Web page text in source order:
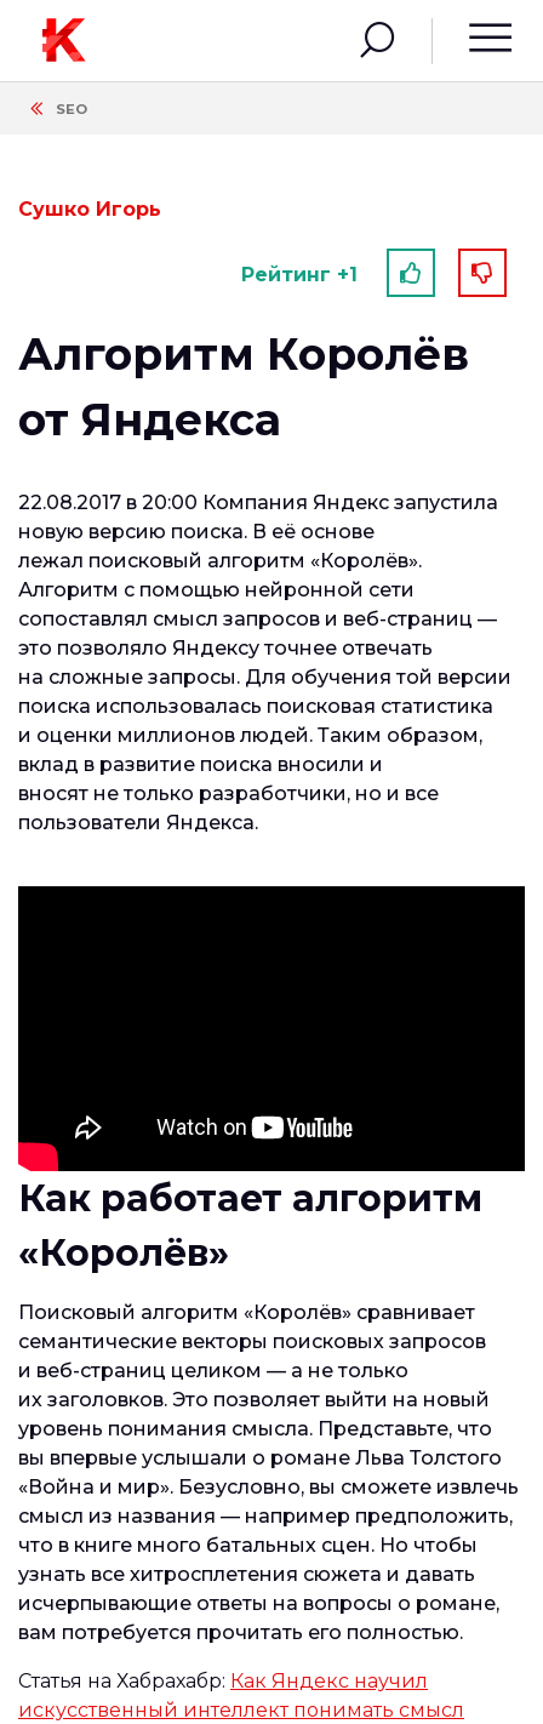
SEO
Сушко Игорь
Рейтинг +1
Алгоритм Королёв
от Яндекса
22.08.2017 в 20:00 Компания Яндекс запустила
новую версию поиска. В её основе
лежал поисковый алгоритм «Королёв».
Алгоритм с помощью нейронной сети
сопоставлял смысл запросов и веб-страниц —
это позволяло Яндексу точнее отвечать
на сложные запросы. Для обучения той версии
поиска использовалась поисковая статистика
и оценки миллионов людей. Таким образом,
вклад в развитие поиска вносили и
вносят не только разработчики, но и все
пользователи Яндекса.
Как работает алгоритм
«Королёв»
Поисковый алгоритм «Королёв» сравнивает
семантические векторы поисковых запросов
и веб-страниц целиком — а не только
их заголовков. Это позволяет выйти на новый
уровень понимания смысла. Представьте, что
вы впервые услышали о романе Льва Толстого
«Война и мир». Безусловно, вы сможете извлечь
смысл из названия — например предположить,
что в книге много батальных сцен. Но чтобы
узнать все хитросплетения сюжета и давать
исчерпывающие ответы на вопросы о романе,
вам потребуется прочитать его полностью.
Статья на Хабрахабр: Как Яндекс научил
искусственный интеллект понимать смысл